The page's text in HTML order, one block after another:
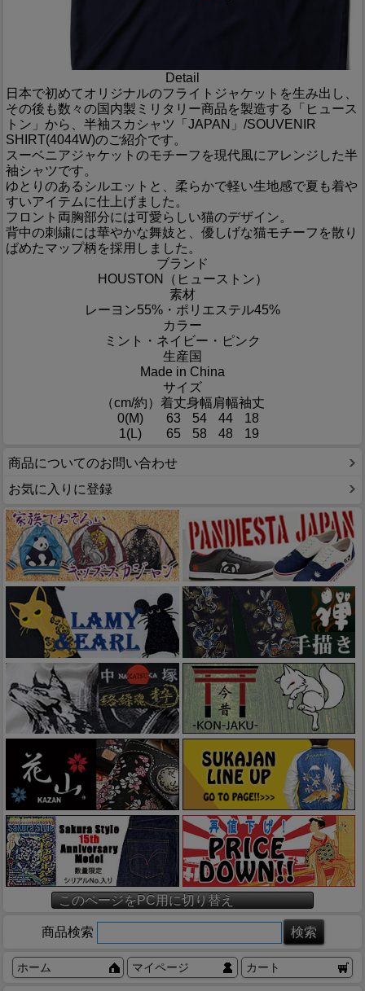
Detail
日本で初めてオリジナルのフライトジャケットを生み出し、
その後も数々の国内製ミリタリー商品を製造する「ヒュース
トン」から、半袖スカシャツ「JAPAN」/SOUVENIR
SHIRT(4044W)のご紹介です。
スーベニアジャケットのモチーフを現代風にアレンジした半
袖シャツです。
ゆとりのあるシルエットと、柔らかで軽い生地感で夏も着や
すいアイテムに仕上げました。
フロント両胸部分には可愛らしい猫のデザイン。
背中の刺繍には華やかな舞妓と、優しげな猫モチーフを散り
ばめたマップ柄を採用しました。
ブランド
HOUSTON（ヒューストン）
素材
レーヨン55%・ポリエステル45%
カラー
ミント・ネイビー・ピンク
生産国
Made in China
サイズ
（cm/約） 着丈身幅肩幅袖丈
0(M)
63 54 44
18
1(L)
65 58 48 19
商品についてのお問い合わせ
お気に入りに登録
このページをPC用に切り替え
商品検索
ホーム マイページ カート